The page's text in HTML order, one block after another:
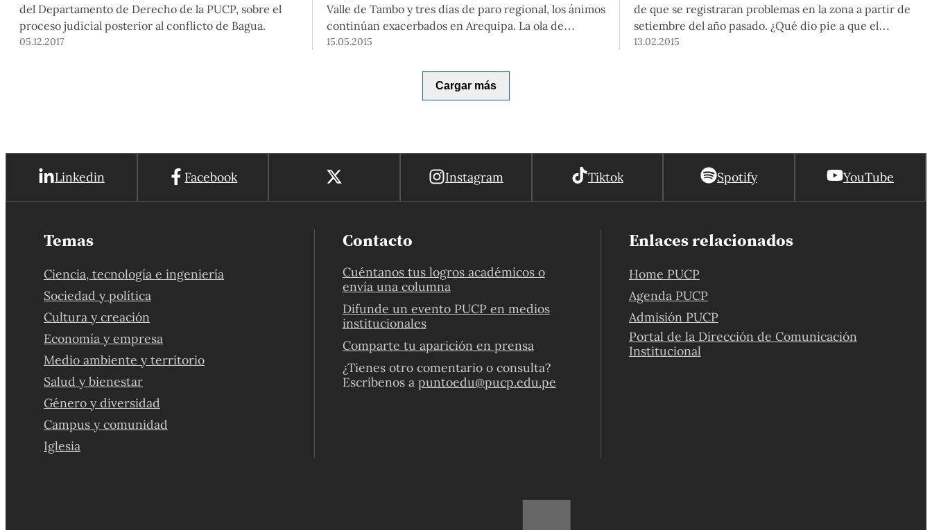
del Departamento de Derecho de la PUCP, sobre el
proceso judicial posterior al conflicto de Bagua.
05.12.2017
Valle de Tambo y tres días de paro regional, los ánimos
continúan exacerbados en Arequipa. La ola de
vandalismo y violencia se extendió más allá de Islay y
destrozos, heridos y muertos. ¿Por qué el proyecto de
explotación de cobre Tía María, presentado por
¿Cómo se llegó a este estado de incomunicación y alta
tensión? Al respecto, conversamos con Gustavo
15.05.2015
de que se registraran problemas en la zona a partir de
setiembre del año pasado. ¿Qué dio pie a que el
conflicto se tornara violento? Los que están azuzando
13.02.2015
Cargar más
Linkedin Facebook Instagram Tiktok Spotify YouTube
Temas
Ciencia, tecnología e ingeniería
Sociedad y política
Cultura y creación
Economía y empresa
Medio ambiente y territorio
Salud y bienestar
Género y diversidad
Campus y comunidad
Iglesia
Contacto
Cuéntanos tus logros académicos o
envía una columna
Difunde un evento PUCP en medios
institucionales
Comparte tu aparición en prensa
¿Tienes otro comentario o consulta?
Escríbenos a puntoedu@pucp.edu.pe
Enlaces relacionados
Home PUCP
Agenda PUCP
Admisión PUCP
Portal de la Dirección de Comunicación
Institucional